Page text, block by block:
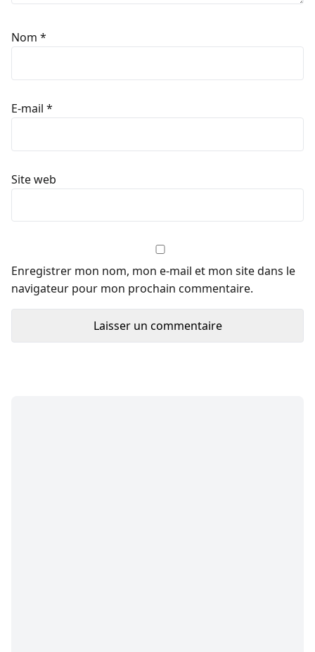
Nom *
E-mail *
Site web
Enregistrer mon nom, mon e-mail et mon site dans le
navigateur pour mon prochain commentaire.